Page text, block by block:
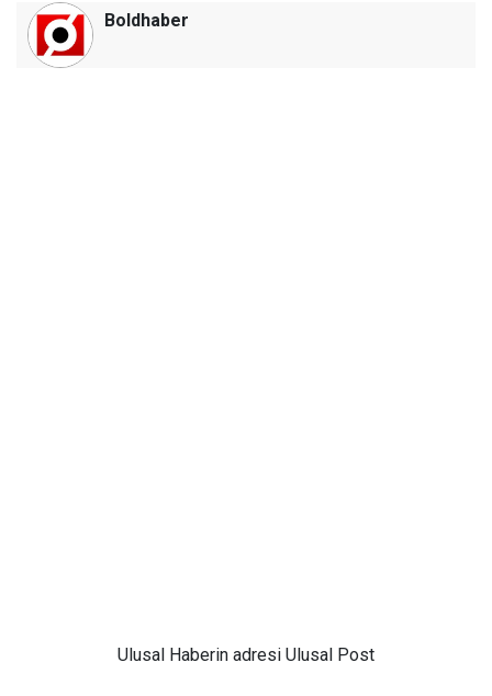
Boldhaber
Ulusal Haberin adresi Ulusal Post